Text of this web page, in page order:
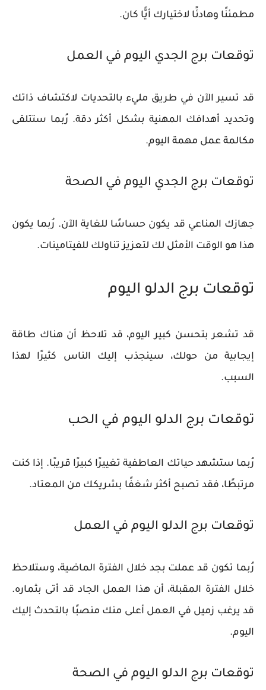
مطمئنًا وهادئًا لاختيارك أيًّا كان.
توقعات برج الجدي اليوم في العمل
قد تسير الآن في طريق مليء بالتحديات لاكتشاف ذاتك
وتحديد أهدافك المهنية بشكل أكثر دقة. رُبما ستتلقى
مكالمة عمل مهمة اليوم.
توقعات برج الجدي اليوم في الصحة
​​جهازك المناعي قد يكون حساسًا للغاية الآن. رُبما يكون
هذا هو الوقت الأمثل لك لتعزيز تناولك للفيتامينات.
توقعات برج الدلو اليوم
قد تشعر بتحسن كبير اليوم، قد تلاحظ أن هناك طاقة
إيجابية من حولك، سينجذب إليك الناس كثيرًا لهذا
السبب.
توقعات برج الدلو اليوم في الحب
رُبما ستشهد حياتك العاطفية تغييرًا كبيرًا قريبًا. إذا كنت
مرتبطًا، فقد تصبح أكثر شغفًا بشريكك من المعتاد.
توقعات برج الدلو اليوم في العمل
رُبما تكون قد عملت بجد خلال الفترة الماضية، وستلاحظ
خلال الفترة المقبلة، أن هذا العمل الجاد قد أتى بثماره.
قد يرغب زميل في العمل أعلى منك منصبًا بالتحدث إليك
اليوم.
توقعات برج الدلو اليوم في الصحة